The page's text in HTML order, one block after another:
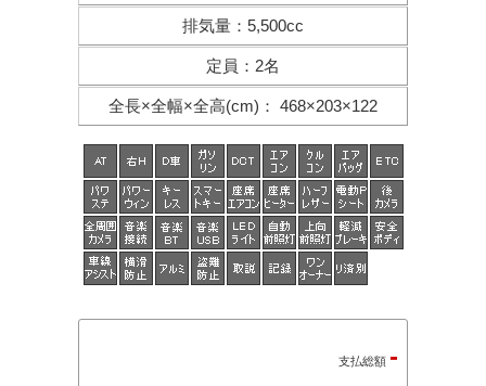
排気量 ： 5,500cc
定員 ： 2名
全長×全幅×全高(cm) ： 468×203×122
支払総額 -